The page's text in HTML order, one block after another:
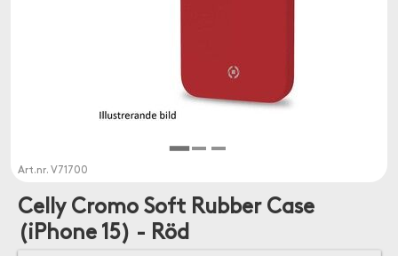
Art.nr. V71700
Celly Cromo Soft Rubber Case
(iPhone 15) - Röd